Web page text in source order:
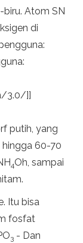
Atom SN
di
3.0/]]
putih, yang
hingga 60-70
4Oh, sampai
Itu bisa
fosfat
3 - Dan